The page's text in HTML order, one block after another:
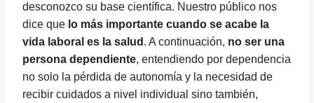
desconozco su base científica. Nuestro público nos
dice que lo más importante cuando se acabe la
vida laboral es la salud . A continuación, no ser una
persona dependiente, entendiendo por dependencia
no solo la pérdida de autonomía y la necesidad de
recibir cuidados a nivel individual sino también,